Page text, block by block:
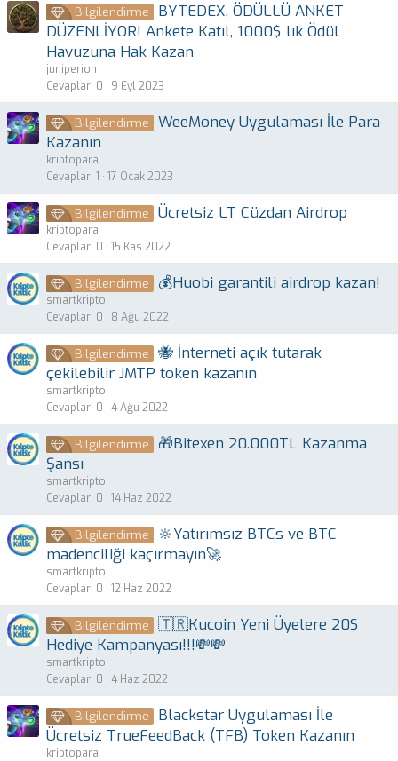
Bilgilendirme
BYTEDEX, ÖDÜLLÜ ANKET
DÜZENLİYOR! Ankete Katıl, 1000$ lık Ödül
Havuzuna Hak Kazan
juniperion
Cevaplar 0 9 Eyl 2023
Bilgilendirme
WeeMoney Uygulaması İle Para
Kazanın
kriptopara
Cevaplar 1 17 Ocak 2023
Bilgilendirme Ücretsiz LT Cüzdan Airdrop
kriptopara
Cevaplar 0 15 Kas 2022
Bilgilendirme 💰Huobi garantili airdrop kazan!
smartkripto
Cevaplar 0 8 Ağu 2022
Bilgilendirme
🐝 İnterneti açık tutarak
çekilebilir JMTP token kazanın
smartkripto
Cevaplar 0 4 Ağu 2022
Bilgilendirme
🎁Bitexen 20.000TL Kazanma
Şansı
smartkripto
Cevaplar 0 14 Haz 2022
Bilgilendirme
🔆Yatırımsız BTCs ve BTC
madenciliği kaçırmayın🚀
smartkripto
Cevaplar 0 12 Haz 2022
Bilgilendirme
🇹🇷Kucoin Yeni Üyelere 20$
Hediye Kampanyası!!!💸💸
smartkripto
Cevaplar 0 4 Haz 2022
Bilgilendirme
Blackstar Uygulaması İle
Ücretsiz TrueFeedBack (TFB) Token Kazanın
kriptopara